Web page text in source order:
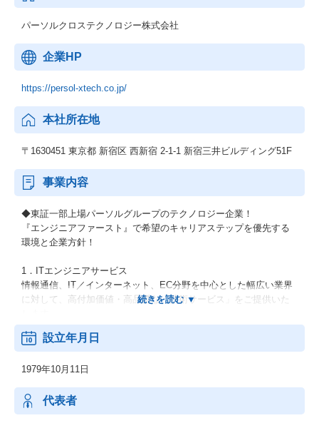
パーソルクロステクノロジー株式会社
企業HP
https://persol-xtech.co.jp/
本社所在地
〒1630451 東京都 新宿区 西新宿 2-1-1 新宿三井ビルディング51F
事業内容
◆東証一部上場パーソルグループのテクノロジー企業！
『エンジニアファースト』で希望のキャリアステップを優先する
環境と企業方針！
1．ITエンジニアサービス
情報通信、IT／インターネット、EC分野を中心とした幅広い業界
に対して、高付加価値・高品質な「技術サービス」をご提供いた
2．機電エンジニアサービス
ーズに幅広くお応えします。
上流工程から下流工程までご提案いたします。
3．新技術領域 (RPA・セキュリティ等)
設立年月日
1979年10月11日
代表者